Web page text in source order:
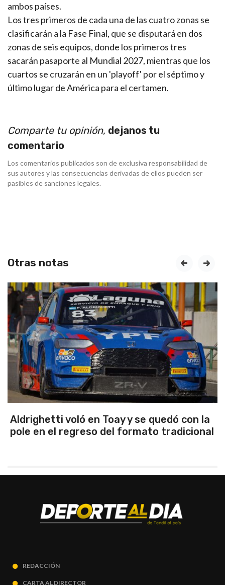
ambos países.
Los tres primeros de cada una de las cuatro zonas se
clasificarán a la Fase Final, que se disputará en dos
zonas de seis equipos, donde los primeros tres
sacarán pasaporte al Mundial 2027, mientras que los
cuartos se cruzarán en un 'playoff' por el séptimo y
último lugar de América para el certamen.
Comparte tu opinión, dejanos tu
comentario
Los comentarios publicados son de exclusiva responsabilidad de
sus autores y las consecuencias derivadas de ellos pueden ser
pasibles de sanciones legales.
Otras notas
voló en Toay y se quedó con la
en el regreso del formato tradicional
prev next
REDACCIÓN
CARTA AL DIRECTOR